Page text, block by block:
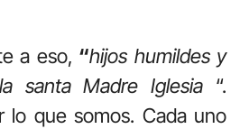
“hijos humildes y
santa Madre Iglesia “.
lo que somos. Cada uno